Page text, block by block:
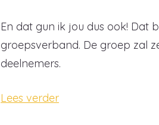
En dat gun ik jou dus ook! Dat
groepsverband. De groep zal
deelnemers.
Lees verder